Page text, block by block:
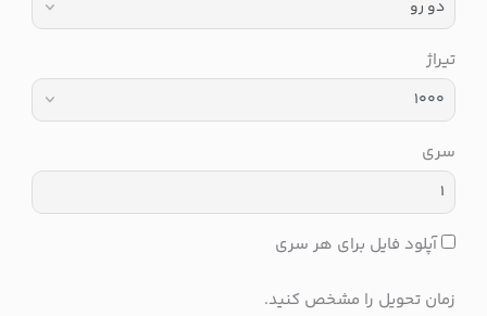
تیراژ
سری
آپلود فایل برای هر سری
زمان تحویل را مشخص کنید.